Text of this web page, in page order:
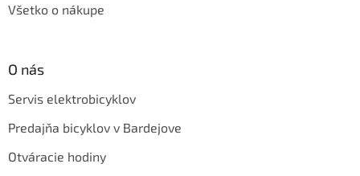
Všetko o nákupe
O nás
Servis elektrobicyklov
Predajňa bicyklov v Bardejove
Otváracie hodiny